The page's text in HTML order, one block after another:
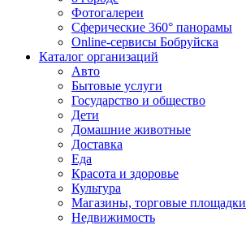
Фотогалереи
Сферические 360° панорамы
Online-сервисы Бобруйска
Каталог организаций
Авто
Бытовые услуги
Государство и общество
Дети
Домашние животные
Доставка
Еда
Красота и здоровье
Культура
Магазины, торговые площадки
Недвижимость